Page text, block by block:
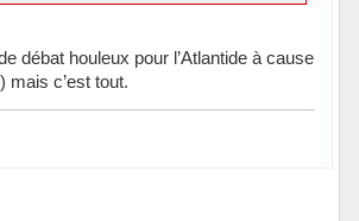
débat houleux pour l’Atlantide à cause
mais c’est tout.